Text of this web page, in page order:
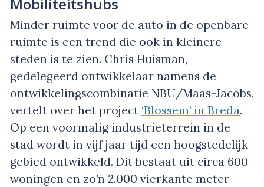
Minder ruimte voor de auto in de openbare
ruimte is een trend die ook in kleinere
steden is te zien. Chris Huisman,
gedelegeerd ontwikkelaar namens de
ontwikkelingscombinatie NBU/Maas-Jacobs,
vertelt over het project ‘Blossem’ in Breda.
Op een voormalig industrieterrein in de
stad wordt in vijf jaar tijd een hoogstedelijk
gebied ontwikkeld. Dit bestaat uit circa 600
woningen en zo’n 2.000 vierkante meter